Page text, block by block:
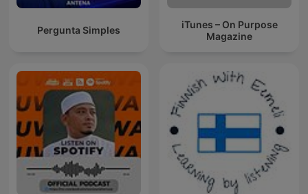
Pergunta Simples
iTunes – On Purpose
Magazine